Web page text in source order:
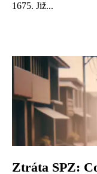
1675. Již...
Ztráta SPZ: